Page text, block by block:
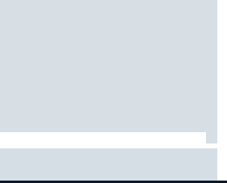
سميدلي عن ريد بُل: يعانون الكثير من